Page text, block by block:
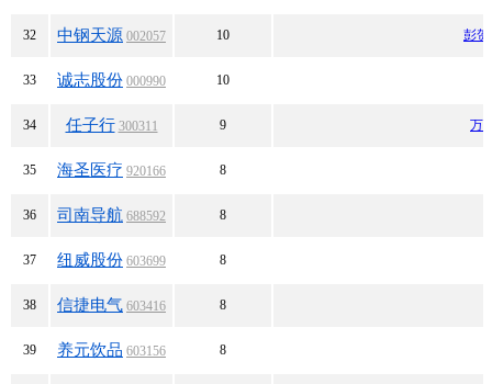
32 中钢天源 002057 10 彭
33 诚志股份 000990 10
34 任子行 300311 9 万
35 海圣医疗 920166 8
36 司南导航 688592 8
37 纽威股份 603699 8
38 信捷电气 603416 8
39 养元饮品 603156 8